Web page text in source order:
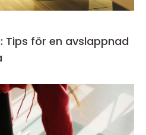
Tips för en avslappnad